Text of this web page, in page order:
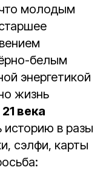
молодым
белым
энергетикой
жизнь
21 века
историю в разы
сэлфи, карты